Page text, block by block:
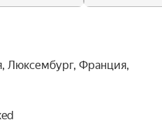
Люксембург, Франция,